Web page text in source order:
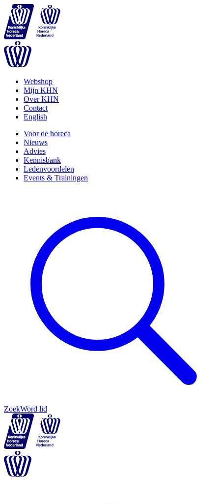
Webshop
Mijn KHN
Over KHN
Contact
English
Voor de horeca
Nieuws
Advies
Kennisbank
Ledenvoordelen
Events & Trainingen
ZoekWord lid